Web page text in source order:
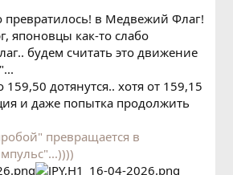
превратилось! в Медвежий Флаг!
японовцы как-то слабо
будем считать это движение
дотянутся.. хотя от 159,15
и даже попытка продолжить
превращается в